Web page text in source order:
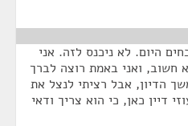
היום. לא ניכנס לזה. אני
חשוב, ואני באמת רוצה לברך
הדיון, אבל רציתי לנצל את
דיין כאן, כי הוא צריך ודאי